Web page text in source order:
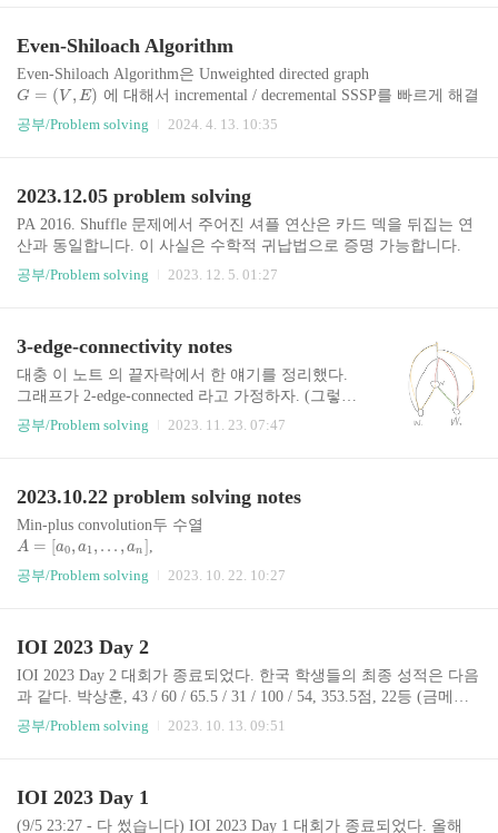
Even-Shiloach Algorithm
Even-Shiloach Algorithm은 Unweighted directed graph
G = ( V, E) 에 대해서 incremental / decremental SSSP를 빠르게 해결
하는 알고리즘이다. Naive하게는 매번 BFS를 해서
2 시간에 해결할 수 있는데, 이 알고리즘을 사용하면 이를
ound이고, 내가 아는 state-of-the-art method는 전부 다 Near-linear가
아니라
O( nm)에 훨씬 가까운 바운드이다. 그것도 복잡한 알고리즘들이 대
다수. 이 글에서는 원래 Even-Shiloach Algorithm보다 강한 statem..
공부/Problem solving 2024. 4. 13. 10:35
2023.12.05 problem solving
PA 2016. Shuffle 문제에서 주어진 셔플 연산은 카드 덱을 뒤집는 연
산과 동일합니다. 이 사실은 수학적 귀납법으로 증명 가능합니다.
2개의 카드에 대해서는 자명히 뒤집는 연산과 동일합니다.
2k
개의 카드에 대해서는, 덱을 절반으로 나눈 후 각각을 뒤집고 둘
Максимизация выигрыша 입력으로 주어진 문자열의 길이가
19 이하일때만 문제를 해결할 수 있어도 됩니다. 만약 맨 앞 문자가
전체 문자열의 최댓값이 아닐 경우, 가장 가까운 최댓값을 맨 앞 문
자로 옮깁니다. ..
공부/Problem solving 2023. 12. 5. 01:27
3-edge-connectivity notes
대충 이 노트 의 끝자락에서 한 얘기를 정리했다.
그래프가 2-edge-connected 라고 가정하자. (그렇지
않다고 하더라도 코드가 크게 바뀌지 않는다) 알고
리즘은 재귀적이다. 그래프
G 의 DFS 트리에 대해서, 특정 서브트리의 노드를
모두 3-connected-component로 바꿔주는 알고리즘
d 인 경우를 예시로 생각해 보자. 서브트리를 컴포
넌트로 분할하는 알고리즘이 있다면, bottom-up 알
고리즘은 절선으로 연결되어 있지 않으며 루트를
포함하는 컴포넌트들을 가져온 후 이들을 합쳐주
면 된다. 3-connected 의 경우에는 컴포넌트 하나만
공부/Problem solving 2023. 11. 23. 07:47
2023.10.22 problem solving notes
Min-plus convolution두 수열
A = [a0, a1, . . . , an ] ,
B = [b 0, b1 , bm 이 있을 때
= +
m이나 apsp에서 오는 reduction은 없지만, 아직 subquadratic algorithm
이 알려지지는 않은 상태 (cite: https://browse.arxiv.org/pdf/1702.0766
9.pdf).수열이 convex하다는 것을,
ai+ 1 − ai 가 단조증가 한다는 것으로 정의한다..
공부/Problem solving 2023. 10. 22. 10:27
IOI 2023 Day 2
IOI 2023 Day 2 대회가 종료되었다. 한국 학생들의 최종 성적은 다음
과 같다. 박상훈, 43 / 60 / 65.5 / 31 / 100 / 54, 353.5점, 22등 (금메달)
이동현, 52 / 70 / 65.5 / 31 / 100 / 16, 334.5점, 28등 (금메달) 이성호,
43 / 40 / 61 / 23 / 65 / 35, 267점, 58등 (은메달) 반딧불, 43 / 60 / 65.5 /
Day 1은 전례가 없이 어려웠는데, Day 2도 만만치 않게 어려운 문제
들이 나왔다. 2018 Day 2와 유사한 결과가 나왔으니, 전례는 ..
공부/Problem solving 2023. 10. 13. 09:51
IOI 2023 Day 1
(9/5 23:27 - 다 썼습니다) IOI 2023 Day 1 대회가 종료되었다. 올해